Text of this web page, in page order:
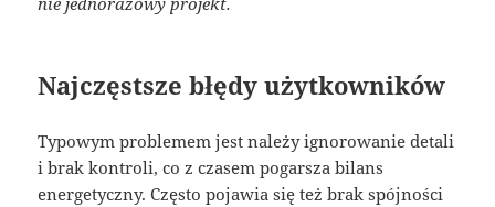
Najczęstsze błędy użytkowników
Typowym problemem jest należy ignorowanie detali
i brak kontroli, co z czasem pogarsza bilans
energetyczny. Często pojawia się też brak spójności